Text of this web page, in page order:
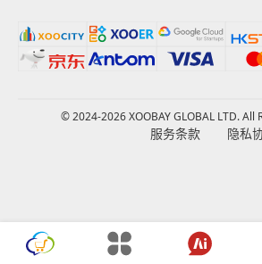
© 2024-2026 XOOBAY GLOBAL LTD. All
服务条款 隐私